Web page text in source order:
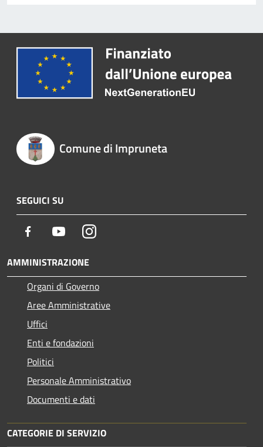
Comune di Impruneta
SEGUICI SU
Facebook YoutubeInstagram
AMMINISTRAZIONE
Organi di Governo
Aree Amministrative
Uffici
Enti e fondazioni
Politici
Personale Amministrativo
Documenti e dati
CATEGORIE DI SERVIZIO